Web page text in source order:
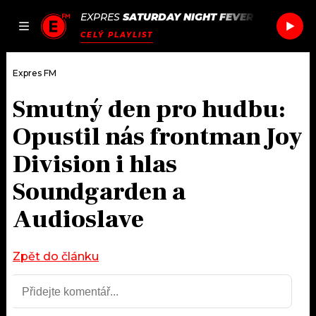
JAK
SEZNAM.CZ
EXPRES SATURDAY NIGHT FEVER
CELÝ PLAYLIST
DOMŮ
ČLÁNKY
AKTUÁLNĚ
HUDBA
ROZHOVORY
#NEBUDUDOMA
PODCASTY
JAK NALADIT
RÁDIO
APLIKACE
SOUTĚŽE
Expres FM
Smutný den pro hudbu:
Opustil nás frontman Joy
Division i hlas
Soundgarden a
Audioslave
Zpět do článku